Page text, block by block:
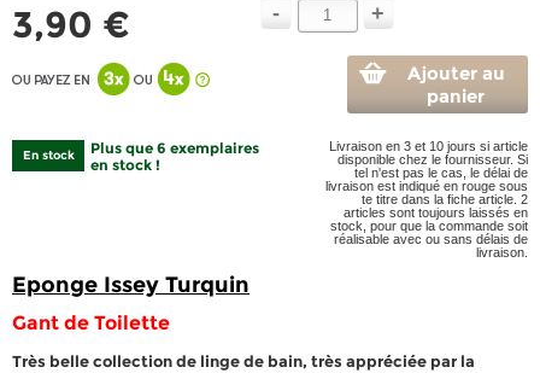
3,90 € - +
Ajouter au
panier
En stock
Plus que 6 exemplaires
en stock !
Livraison en 3 et 10 jours si article
disponible chez le fournisseur. Si
tel n'est pas le cas, le délai de
livraison est indiqué en rouge sous
te titre dans la fiche article. 2
articles sont toujours laissés en
stock, pour que la commande soit
réalisable avec ou sans délais de
livraison.
Eponge Issey Turquin
Gant de Toilette
Très belle collection de linge de bain, très appréciée par la